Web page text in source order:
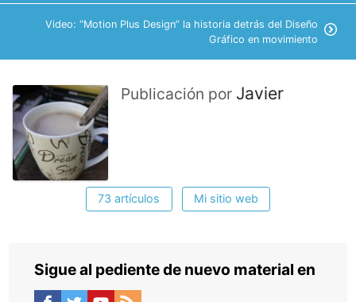
Video: “Motion Plus Design” la historia detrás del Diseño
Gráfico en movimiento
Publicación por Javier
73 artículos Mi sitio web
Sigue al pediente de nuevo material en